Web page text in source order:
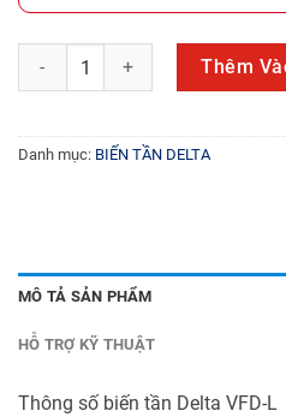
Biến tần Delta VFD-L số lượng
Thêm
Danh mục: BIẾN TẦN DELTA
MÔ TẢ SẢN PHẨM
HỖ TRỢ KỸ THUẬT
Thông số biến tần Delta VFD-L